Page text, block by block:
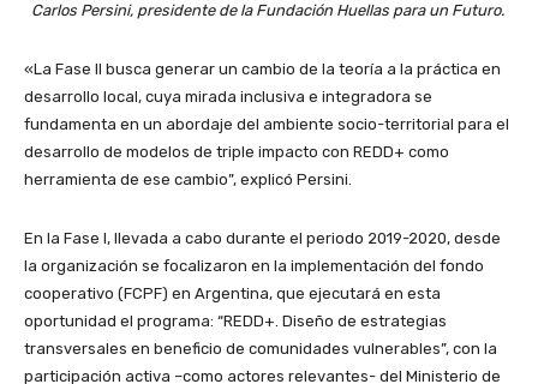
Carlos Persini, presidente de la Fundación Huellas para un Futuro.
«La Fase II busca generar un cambio de la teoría a la práctica en
desarrollo local, cuya mirada inclusiva e integradora se
fundamenta en un abordaje del ambiente socio-territorial para el
desarrollo de modelos de triple impacto con REDD+ como
herramienta de ese cambio”, explicó Persini.
En la Fase I, llevada a cabo durante el periodo 2019-2020, desde
la organización se focalizaron en la implementación del fondo
cooperativo (FCPF) en Argentina, que ejecutará en esta
oportunidad el programa: “REDD+. Diseño de estrategias
transversales en beneficio de comunidades vulnerables”, con la
participación activa –como actores relevantes- del Ministerio de